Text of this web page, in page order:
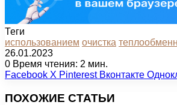
Теги
использованием очистка
26.01.2023
0 Время чтения: 2 мин.
Facebook X Pinterest Вконтакте
ПОХОЖИЕ СТАТЬИ